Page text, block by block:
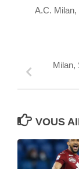
A.C. Milan,
Milan,
VOUS